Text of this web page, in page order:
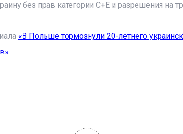
без прав категории C+E и разрешения на
«В Польше тормознули 20-летнего
.